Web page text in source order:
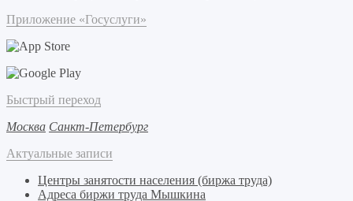
Приложение «Госуслуги»
Быстрый переход
Москва Санкт-Петербург
Актуальные записи
Центры занятости населения (биржа труда)
Адреса биржи труда Мышкина